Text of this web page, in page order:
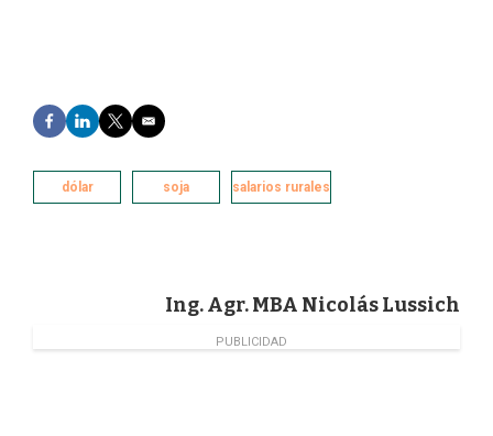
F
a
e
b
L
i
k
e
T
w
t
t
E
m
i
l
dólar soja salarios rurales
Ing. Agr. MBA Nicolás Lussich
PUBLICIDAD